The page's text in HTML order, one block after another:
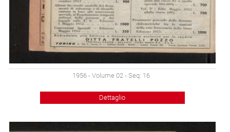
1956 - Volume 02 - Seq: 16
Dettaglio